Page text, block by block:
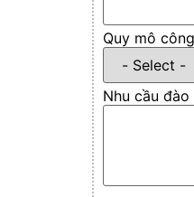
Quy mô
Nhu cầu